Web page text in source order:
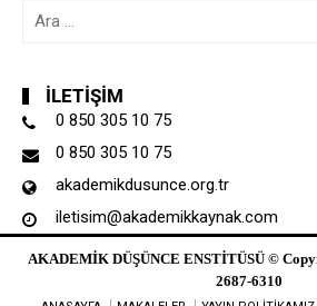
Arama:
İLETIŞIM
0 850 305 10 75
0 850 305 10 75
akademikdusunce.org.tr
iletisim@akademikkaynak.com
AKADEMİK DÜŞÜNCE ENSTİTÜSÜ ©
2687-6310